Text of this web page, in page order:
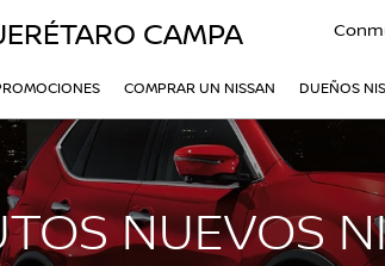
CAMPA
COMPRAR UN NISSAN DUEÑOS
NUEVOS